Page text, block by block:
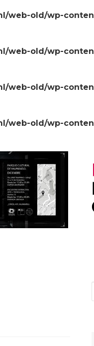
web-old/wp-
web-old/wp-
web-old/wp-
web-old/wp-